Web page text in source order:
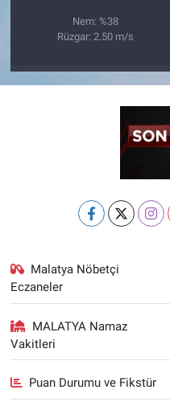
Nem: %38
Rüzgar: 2.50 m/s
Malatya Nöbetçi
Eczaneler
MALATYA Namaz
Vakitleri
Puan Durumu ve Fikstür